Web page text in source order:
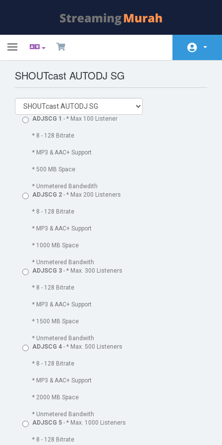
Toggle
Domů
Oznámení
Databáze řešení
Stav systému
Kontaktujte nás
SHOUTcast AUTODJ SG
ADJSCG 1 - * Max 100 Listener
* 8 - 128 Bitrate
* MP3 & AAC+ Support
* 500 MB Space
* Unmetered Bandwdith
ADJSCG 2 - * Max 200 Listeners
* 8 - 128 Bitrate
* MP3 & AAC+ Support
* 1000 MB Space
* Unmetered Bandwith
ADJSCG 3 - * Max. 300 Listeners
* 8 - 128 Bitrate
* MP3 & AAC+ Support
* 1500 MB Space
* Unmetered Bandwith
ADJSCG 4 - * Max. 500 Listeners
* 8 - 128 Bitrate
* MP3 & AAC+ Support
* 2000 MB Space
* Unmetered Bandwith
ADJSCG 5 - * Max. 1000 Listeners
* 8 - 128 Bitrate